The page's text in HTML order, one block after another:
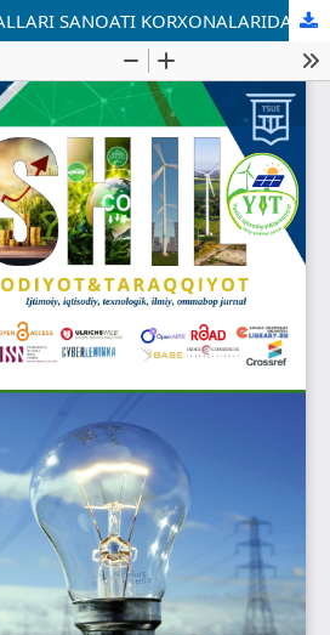
QURILISH MATERIALLARI SANOATI KORXONALARIDA ISHLAB CHIQARISH TANNARXINI PASAYTIRISHNING IQTISODIY MEXANIZMLARI